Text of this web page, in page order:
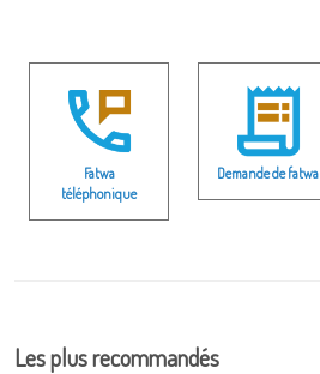
Fatwa
téléphonique
Demande de fatwa
Les plus recommandés